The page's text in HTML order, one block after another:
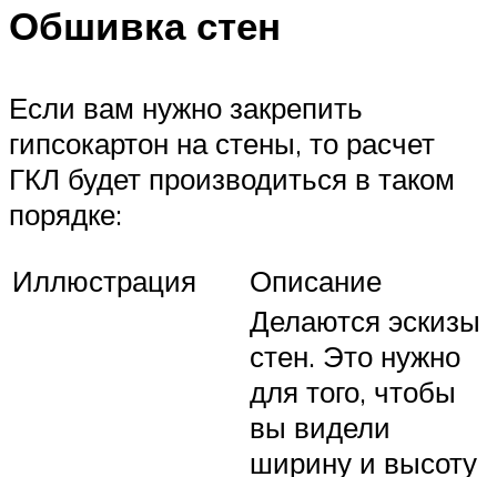
Обшивка стен
Если вам нужно закрепить
гипсокартон на стены, то расчет
ГКЛ будет производиться в таком
порядке:
Иллюстрация
Описание
Делаются эскизы
стен. Это нужно
для того, чтобы
вы видели
ширину и высоту